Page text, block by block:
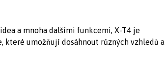
a mnoha dalšími funkcemi, X-T4 je
umožňují dosáhnout různých vzhledů a